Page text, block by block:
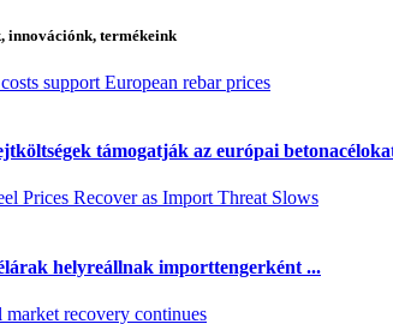
innovációnk, termékeink
támogatják az európai
helyreállnak importtengerként ...